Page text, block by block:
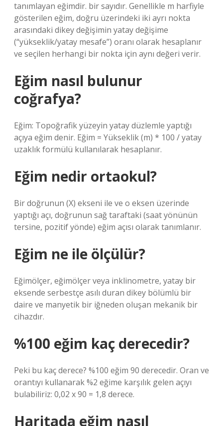
tanımlayan eğimdir. bir sayıdır. Genellikle m harfiyle
gösterilen eğim, doğru üzerindeki iki ayrı nokta
arasındaki dikey değişimin yatay değişime
(“yükseklik/yatay mesafe”) oranı olarak hesaplanır
ve seçilen herhangi bir nokta için aynı değeri verir.
Eğim nasıl bulunur
coğrafya?
Eğim: Topoğrafik yüzeyin yatay düzlemle yaptığı
açıya eğim denir. Eğim = Yükseklik (m) * 100 / yatay
uzaklık formülü kullanılarak hesaplanır.
Eğim nedir ortaokul?
Bir doğrunun (X) ekseni ile ve o eksen üzerinde
yaptığı açı, doğrunun sağ taraftaki (saat yönünün
tersine, pozitif yönde) eğim açısı olarak tanımlanır.
Eğim ne ile ölçülür?
Eğimölçer, eğimölçer veya inklinometre, yatay bir
eksende serbestçe asılı duran dikey bölümlü bir
daire ve manyetik bir iğneden oluşan mekanik bir
cihazdır.
%100 eğim kaç derecedir?
Peki bu kaç derece? %100 eğim 90 derecedir. Oran ve
orantıyı kullanarak %2 eğime karşılık gelen açıyı
bulabiliriz: 0,02 x 90 = 1,8 derece.
Haritada eğim nasıl